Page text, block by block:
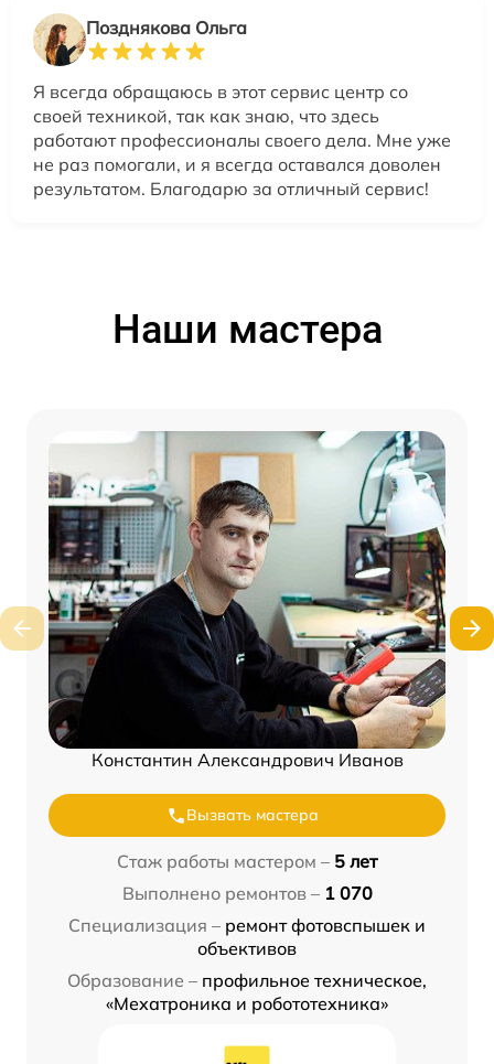
Позднякова Ольга
Я всегда обращаюсь в этот сервис центр со
своей техникой, так как знаю, что здесь
работают профессионалы своего дела. Мне уже
не раз помогали, и я всегда оставался доволен
результатом. Благодарю за отличный сервис!
Наши мастера
Константин Александрович Иванов
Вызвать мастера
Стаж работы мастером – 5 лет
Выполнено ремонтов – 1 070
Специализация – ремонт фотовспышек и
объективов
Образование – профильное техническое,
«Мехатроника и робототехника»